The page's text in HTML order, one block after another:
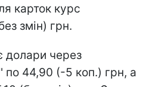
карток курс
змін) грн.
долари через
44,90 (-5 коп.) грн, а